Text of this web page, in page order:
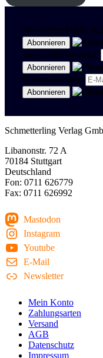
Newsletter Politik &
Newsletter Spanisch
Region Stuttgart
Schmetterling Verlag
Libanonstr. 72 A
70184 Stuttgart
Deutschland
Fon: 0711 626779
Fax: 0711 626992
Mastodon
Instagram
Youtube
E-Mail
Newsletter
Mein Konto
Zahlungsarten
Versand
AGB
Datenschutz
Impressum